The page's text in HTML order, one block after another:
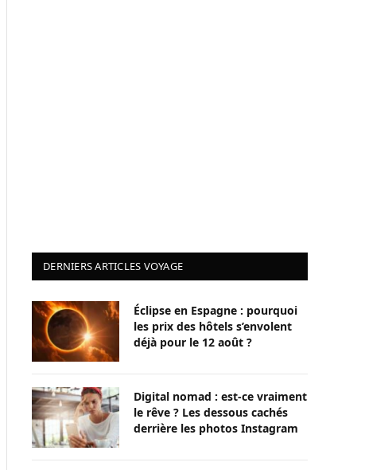
DERNIERS ARTICLES VOYAGE
Éclipse en Espagne : pourquoi
les prix des hôtels s’envolent
déjà pour le 12 août ?
Digital nomad : est-ce vraiment
le rêve ? Les dessous cachés
derrière les photos Instagram